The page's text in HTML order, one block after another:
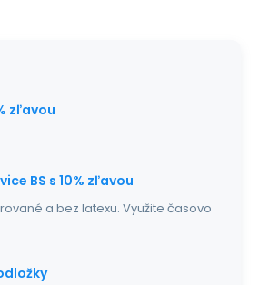
zľavou
BS s 10% zľavou
a bez latexu. Využite časovo